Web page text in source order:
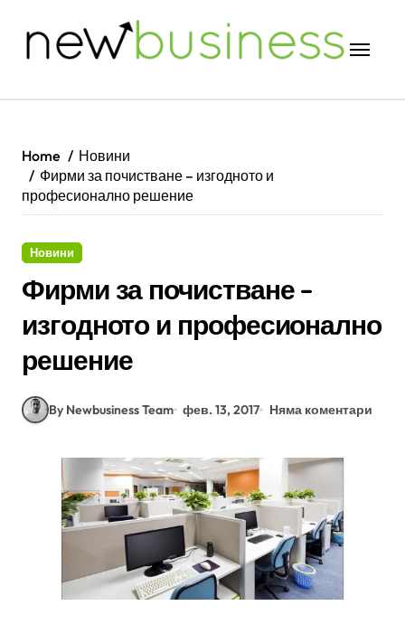
Home
Новини
Фирми за почистване – изгодното и
професионално решение
Новини
Фирми за почистване –
изгодното и професионално
решение
By Newbusiness Team фев. 13, 2017 Няма коментари